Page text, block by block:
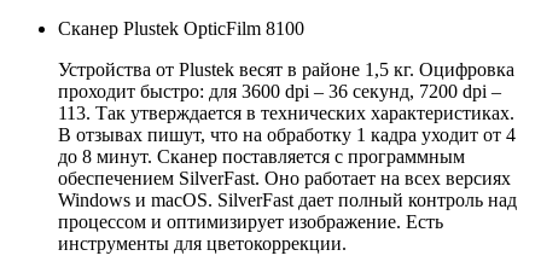
Сканер Plustek OpticFilm 8100
Устройства от Plustek весят в районе 1,5 кг. Оцифровка
проходит быстро: для 3600 dpi – 36 секунд, 7200 dpi –
113. Так утверждается в технических характеристиках.
В отзывах пишут, что на обработку 1 кадра уходит от 4
до 8 минут. Сканер поставляется с программным
обеспечением SilverFast. Оно работает на всех версиях
Windows и macOS. SilverFast дает полный контроль над
процессом и оптимизирует изображение. Есть
инструменты для цветокоррекции.